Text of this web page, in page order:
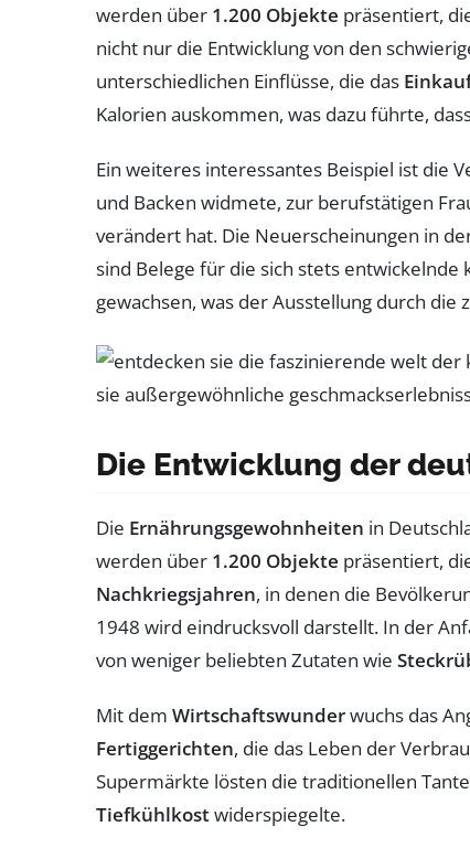
werden über 1.200 Objekte präsentiert,
nicht nur die Entwicklung von den
unterschiedlichen Einflüsse, die das
Kalorien auskommen, was dazu führte,
Ein weiteres interessantes Beispiel ist die
und Backen widmete, zur berufstätigen
verändert hat. Die Neuerscheinungen in
sind Belege für die sich stets
gewachsen, was der Ausstellung durch die
Die Entwicklung der
Die Ernährungsgewohnheiten in
werden über 1.200 Objekte präsentiert,
Nachkriegsjahren, in denen die
1948 wird eindrucksvoll darstellt. In der
von weniger beliebten Zutaten wie
Mit dem Wirtschaftswunderwuchs das
Fertiggerichten, die das Leben der
Supermärkte lösten die traditionellen
Tiefkühlkostwiderspiegelte.